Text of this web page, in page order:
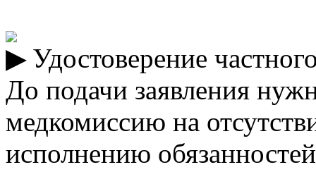
Удостоверение
До подачи заявления
медкомиссию на
исполнению